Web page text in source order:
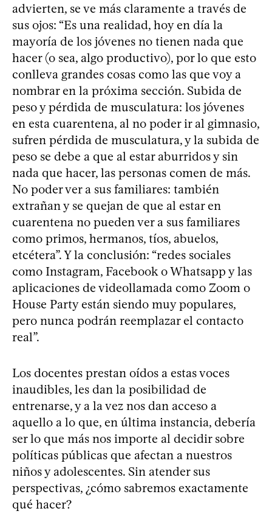
advierten, se ve más claramente a través de
sus ojos: “Es una realidad, hoy en día la
mayoría de los jóvenes no tienen nada que
hacer (o sea, algo productivo), por lo que esto
conlleva grandes cosas como las que voy a
nombrar en la próxima sección. Subida de
peso y pérdida de musculatura: los jóvenes
en esta cuarentena, al no poder ir al gimnasio,
sufren pérdida de musculatura, y la subida de
peso se debe a que al estar aburridos y sin
nada que hacer, las personas comen de más.
No poder ver a sus familiares: también
extrañan y se quejan de que al estar en
cuarentena no pueden ver a sus familiares
como primos, hermanos, tíos, abuelos,
etcétera”. Y la conclusión: “redes sociales
como Instagram, Facebook o Whatsapp y las
aplicaciones de videollamada como Zoom o
House Party están siendo muy populares,
pero nunca podrán reemplazar el contacto
real”.
Los docentes prestan oídos a estas voces
inaudibles, les dan la posibilidad de
entrenarse, y a la vez nos dan acceso a
aquello a lo que, en última instancia, debería
ser lo que más nos importe al decidir sobre
políticas públicas que afectan a nuestros
niños y adolescentes. Sin atender sus
perspectivas, ¿cómo sabremos exactamente
qué hacer?